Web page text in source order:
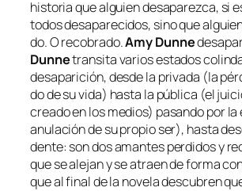
his­to­ria que al­guien des­apa­rez­ca, si
to­dos des­apa­re­ci­dos, sino que
do. O re­co­bra­do.Amy Dunne
Dunnetran­si­ta va­rios es­ta­dos
des­apa­ri­ción, des­de la pri­va­da (la
do de su vi­da) has­ta la pú­bli­ca (el
crea­do en los me­dios) pa­san­do por
anu­la­ción de su pro­pio ser), has­ta
den­te: son dos aman­tes per­di­dos y
que se ale­jan y se atraen de for­ma
que al fi­nal de la no­ve­la des­cu­bren